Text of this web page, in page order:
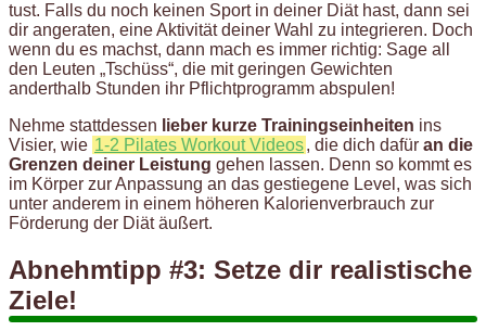
tust. Falls du noch keinen Sport in deiner Diät hast, dann sei
dir angeraten, eine Aktivität deiner Wahl zu integrieren. Doch
wenn du es machst, dann mach es immer richtig: Sage all
den Leuten „Tschüss“, die mit geringen Gewichten
anderthalb Stunden ihr Pflichtprogramm abspulen!
Nehme stattdessen lieber kurze Trainingseinheiten ins
Visier, wie 1-2 Pilates Workout Videos, die dich dafür an die
Grenzen deiner Leistung gehen lassen. Denn so kommt es
im Körper zur Anpassung an das gestiegene Level, was sich
unter anderem in einem höheren Kalorienverbrauch zur
Förderung der Diät äußert.
Abnehmtipp #3: Setze dir realistische
Ziele!